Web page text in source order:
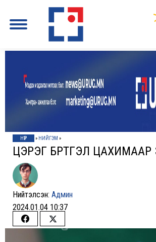
НҮҮР » НИЙГЭМ »
ЦЭРЭГ БҮРТГЭЛ
Нийтэлсэн: Админ
2024.01.04 10:37
Share
Share